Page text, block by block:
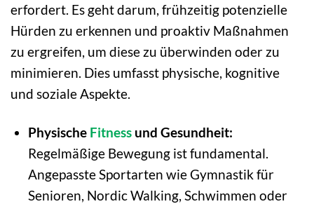
erfordert. Es geht darum, frühzeitig potenzielle
Hürden zu erkennen und proaktiv Maßnahmen
zu ergreifen, um diese zu überwinden oder zu
minimieren. Dies umfasst physische, kognitive
und soziale Aspekte.
Physische Fitnessund Gesundheit:
Regelmäßige Bewegung ist fundamental.
Angepasste Sportarten wie Gymnastik für
Senioren, Nordic Walking, Schwimmen oder